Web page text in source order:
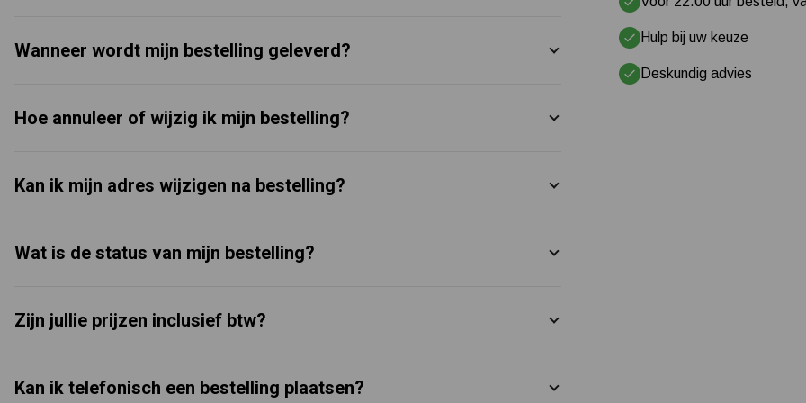
Wanneer wordt mijn bestelling geleverd?
Hoe annuleer of wijzig ik mijn bestelling?
Kan ik mijn adres wijzigen na bestelling?
Wat is de status van mijn bestelling?
Zijn jullie prijzen inclusief btw?
Kan ik telefonisch een bestelling plaatsen?
Hulp bij uw keuze
Deskundig advies